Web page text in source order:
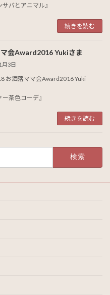
サバとアニマル』
続きを読む
会Award2016 Yukiさま
月3日
お洒落ママ会Award2016 Yuki
ー茶色コーデ』
続きを読む